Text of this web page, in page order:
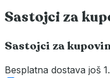
Sastojci za
Sastojci za
Besplatna dostava još